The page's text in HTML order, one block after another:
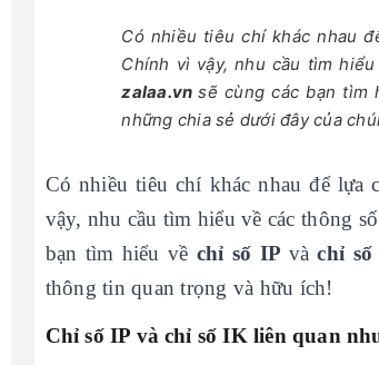
Có nhiều tiêu chí khác nhau
Chính vì vậy, nhu cầu tìm
zalaa.vnsẽ cùng các bạn tìm
những chia sẻ dưới đây của
Có nhiều tiêu chí khác nhau để lựa
vậy, nhu cầu tìm hiểu về các thông
bạn tìm hiểu về chỉ số IP vàchỉ
thông tin quan trọng và hữu ích!
Chỉ số IP và chỉ số IK liên quan